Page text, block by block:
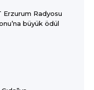
Erzurum Radyosu
büyük ödül